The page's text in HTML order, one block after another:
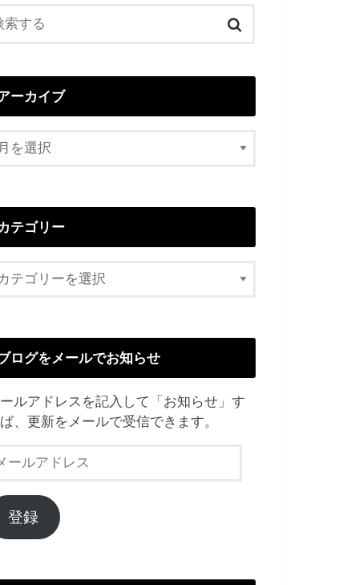
ーカイブ
テゴリー
ログをメールでお知らせ
ールアドレスを記入して「お知らせ」す
、更新をメールで受信できます。
登録